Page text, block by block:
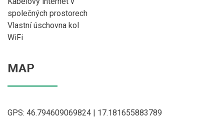
společných prostorech
Vlastní úschovna kol
WiFi
MAP
GPS: 46.794609069824 | 17.181655883789